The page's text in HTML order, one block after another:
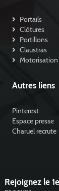
Portails
Clôtures
Portillons
Claustras
Motorisation
Autres liens
Pinterest
Espace presse
Charuel recrute
Rejoignez le